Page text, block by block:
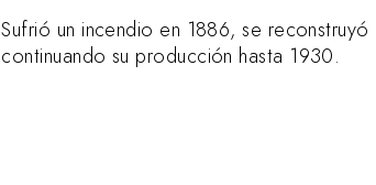
Sufrió un incendio en 1886, se
continuando su producción hasta 1930.